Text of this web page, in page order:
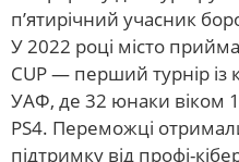
п’ятирічний учасник
У 2022 році місто
CUP — перший турнір із
УАФ, де 32 юнаки віком
PS4. Переможці
підтримку від профі-